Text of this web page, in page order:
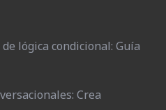
lógica condicional: Guía
Crea